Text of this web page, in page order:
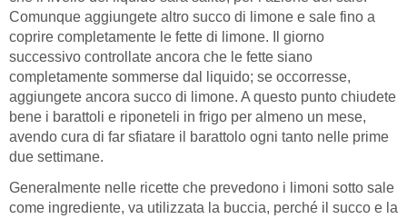
Comunque aggiungete altro succo di limone e sale fino a
coprire completamente le fette di limone. Il giorno
successivo controllate ancora che le fette siano
completamente sommerse dal liquido; se occorresse,
aggiungete ancora succo di limone. A questo punto chiudete
bene i barattoli e riponeteli in frigo per almeno un mese,
avendo cura di far sfiatare il barattolo ogni tanto nelle prime
due settimane.
Generalmente nelle ricette che prevedono i limoni sotto sale
come ingrediente, va utilizzata la buccia, perché il succo e la